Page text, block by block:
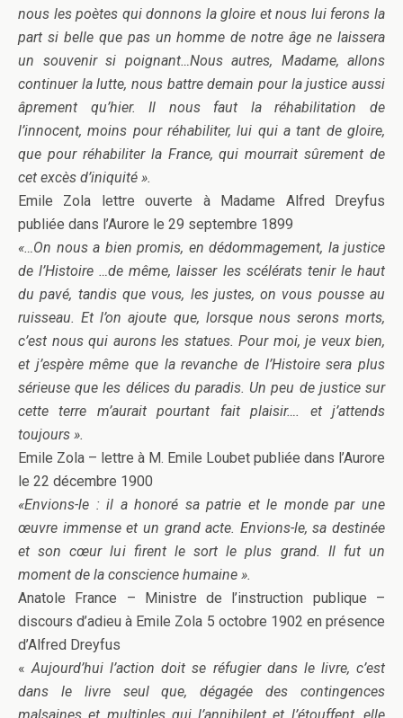
nous les poètes qui donnons la gloire et nous lui ferons la
part si belle que pas un homme de notre âge ne laissera
un souvenir si poignant…Nous autres, Madame, allons
continuer la lutte, nous battre demain pour la justice aussi
âprement qu’hier. Il nous faut la réhabilitation de
l’innocent, moins pour réhabiliter, lui qui a tant de gloire,
que pour réhabiliter la France, qui mourrait sûrement de
cet excès d’iniquité ».
Emile Zola lettre ouverte à Madame Alfred Dreyfus
publiée dans l’Aurore le 29 septembre 1899
«…On nous a bien promis, en dédommagement, la justice
de l’Histoire …de même, laisser les scélérats tenir le haut
du pavé, tandis que vous, les justes, on vous pousse au
ruisseau. Et l’on ajoute que, lorsque nous serons morts,
c’est nous qui aurons les statues. Pour moi, je veux bien,
et j’espère même que la revanche de l’Histoire sera plus
sérieuse que les délices du paradis. Un peu de justice sur
cette terre m’aurait pourtant fait plaisir…. et j’attends
toujours ».
Emile Zola – lettre à M. Emile Loubet publiée dans l’Aurore
le 22 décembre 1900
«Envions-le : il a honoré sa patrie et le monde par une
œuvre immense et un grand acte. Envions-le, sa destinée
et son cœur lui firent le sort le plus grand. Il fut un
moment de la conscience humaine ».
Anatole France – Ministre de l’instruction publique –
discours d’adieu à Emile Zola 5 octobre 1902 en présence
d’Alfred Dreyfus
«Aujourd’hui l’action doit se réfugier dans le livre, c’est
dans le livre seul que, dégagée des contingences